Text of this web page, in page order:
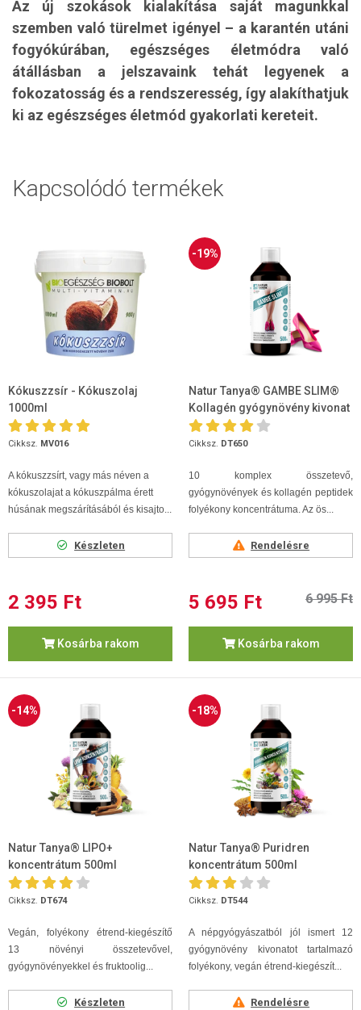
Az új szokások kialakítása saját magunkkal
szemben való türelmet igényel – a karantén utáni
fogyókúrában, egészséges életmódra való
átállásban a jelszavaink tehát legyenek a
fokozatosság és a rendszeresség, így alakíthatjuk
ki az egészséges életmód gyakorlati kereteit.
Kapcsolódó termékek
Kókuszzsír - Kókuszolaj
1000ml
Cikksz. MV016
A kókuszzsírt, vagy más néven a
kókuszolajat a kókuszpálma érett
húsának megszárításából és kisajto...
Készleten
2 395 Ft
Kosárba rakom
-19%
Natur Tanya® GAMBE SLIM®
Kollagén gyógynövény kivonat
500ml
Cikksz. DT650
10 komplex összetevő,
gyógynövények és kollagén peptidek
folyékony koncentrátuma. Az ös...
Rendelésre
5 695 Ft 6 995 Ft
Kosárba rakom
-14%
Natur Tanya® LIPO+
koncentrátum 500ml
Cikksz. DT674
Vegán, folyékony étrend-kiegészítő
13 növényi összetevővel,
gyógynövényekkel és fruktoolig...
Készleten
-18%
Natur Tanya® Puridren
koncentrátum 500ml
Cikksz. DT544
A népgyógyászatból jól ismert 12
gyógynövény kivonatot tartalmazó
folyékony, vegán étrend-kiegészít...
Rendelésre